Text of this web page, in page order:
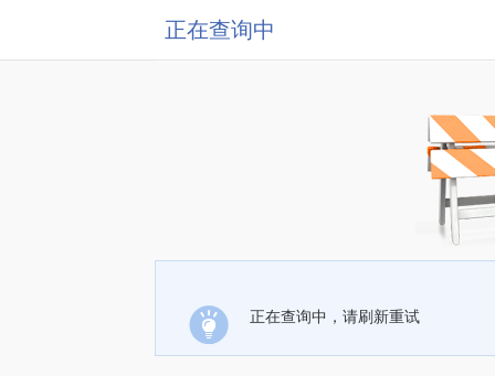
正在查询中
正在查询中，请刷新重试